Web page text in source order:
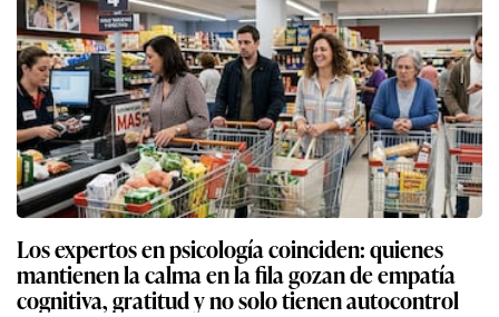
Los expertos en psicología coinciden: quienes
mantienen la calma en la fila gozan de empatía
cognitiva, gratitud y no solo tienen autocontrol